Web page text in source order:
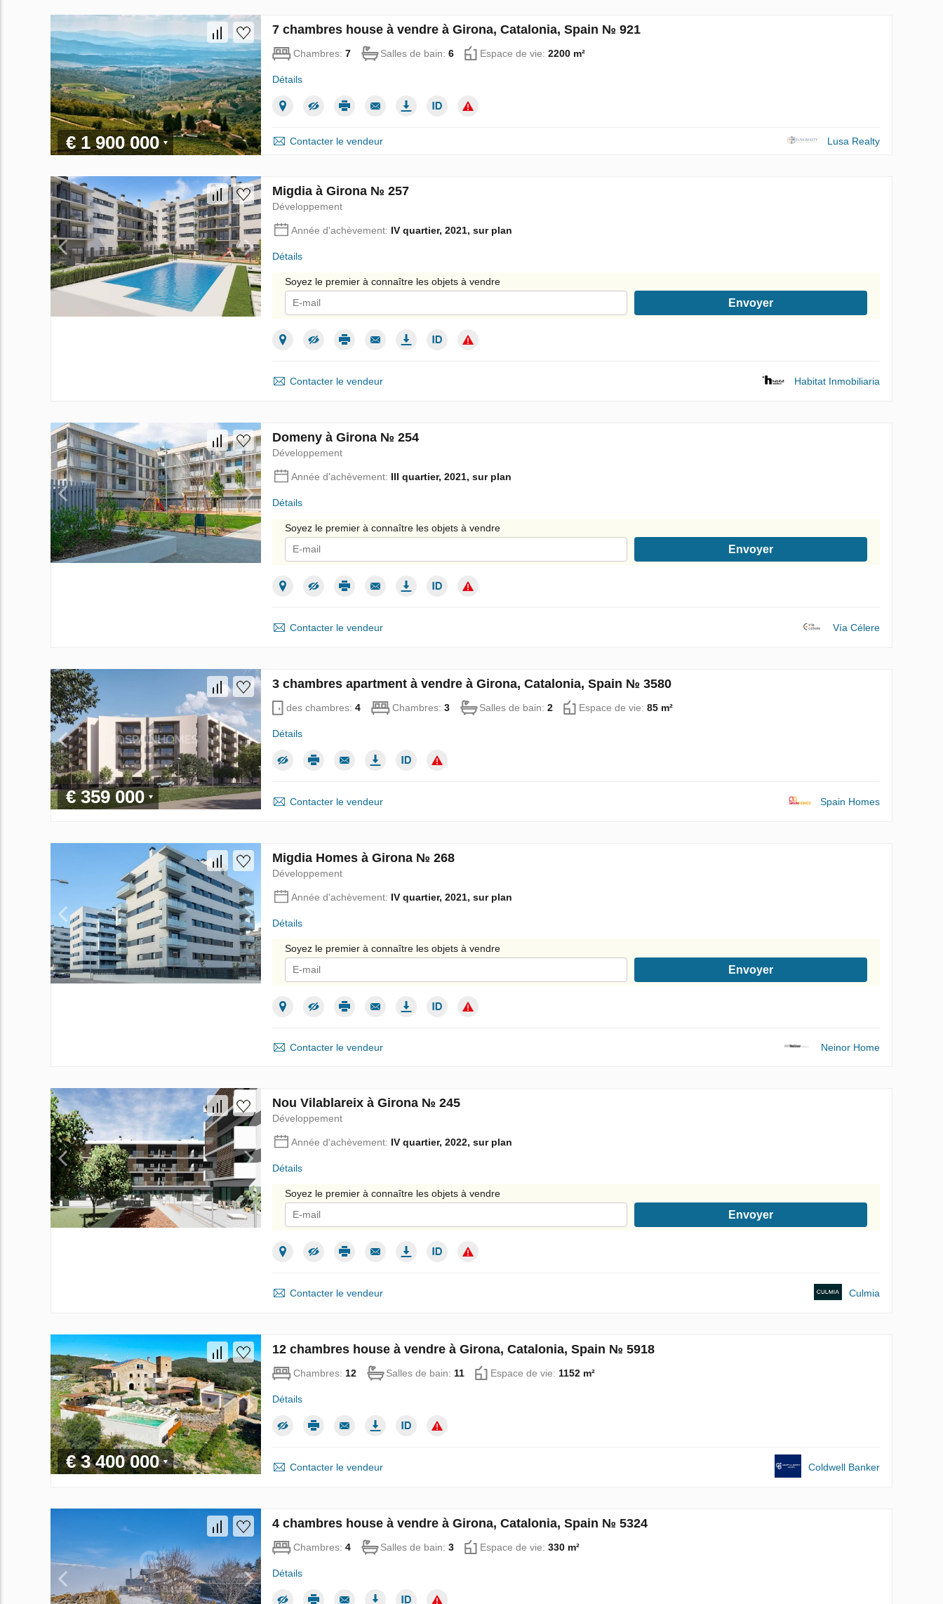
€ 1 900 000
7 chambres house à vendre à Girona, Catalonia, Spain № 921
Chambres: 7 Salles de bain: 6 Espace de vie: 2200 m²
Détails
Contacter le vendeur Lusa Realty
Migdia à Girona № 257
Développement
Année d'achèvement: IV quartier, 2021, sur plan
Détails
Soyez le premier à connaître les objets à vendre
Envoyer
Contacter le vendeur Habitat Inmobiliaria
Domeny à Girona № 254
Développement
Année d'achèvement: III quartier, 2021, sur plan
Détails
Soyez le premier à connaître les objets à vendre
Envoyer
Contacter le vendeur Vía Célere
€ 359 000
3 chambres apartment à vendre à Girona, Catalonia, Spain № 3580
des chambres: 4 Chambres: 3 Salles de bain: 2 Espace de vie: 85 m²
Détails
Contacter le vendeur Spain Homes
Migdia Homes à Girona № 268
Développement
Année d'achèvement: IV quartier, 2021, sur plan
Détails
Soyez le premier à connaître les objets à vendre
Envoyer
Contacter le vendeur Neinor Home
Nou Vilablareix à Girona № 245
Développement
Année d'achèvement: IV quartier, 2022, sur plan
Détails
Soyez le premier à connaître les objets à vendre
Envoyer
Contacter le vendeur Culmia
€ 3 400 000
12 chambres house à vendre à Girona, Catalonia, Spain № 5918
Chambres: 12 Salles de bain: 11 Espace de vie: 1152 m²
Détails
Contacter le vendeur Coldwell Banker
4 chambres house à vendre à Girona, Catalonia, Spain № 5324
Chambres: 4 Salles de bain: 3 Espace de vie: 330 m²
Détails